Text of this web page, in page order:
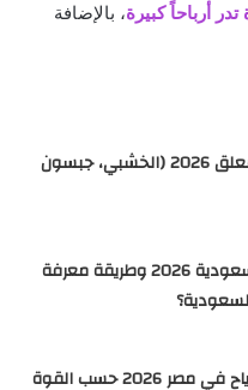
أرباحاً كبيرة، بالإضافة
أسعار السقف المعلق 2026 (الخشبي، جبسون
أسعار أوبر في السعودية 2026 وطريقة معرفة
2026 حسب القوة